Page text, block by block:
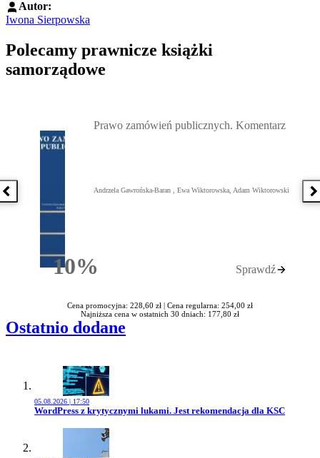
Autor:
Iwona Sierpowska
Polecamy prawnicze książki
samorządowe
Poprzednia książka
10%Rabatu
Prawo zamówień publicznych. Komentarz
Andrzela Gawrońska-Baran , Ewa Wiktorowska, Adam Wiktorowski
Sprawdź
Cena promocyjna: 228,60 zł | Cena regularna: 254,00 zł
Najniższa cena w ostatnich 30 dniach: 177,80 zł
Ostatnio dodane
05.08.2026 | 17:50
Przejdź do artykułu:
WordPress z krytycznymi lukami. Jest rekomendacja dla KSC